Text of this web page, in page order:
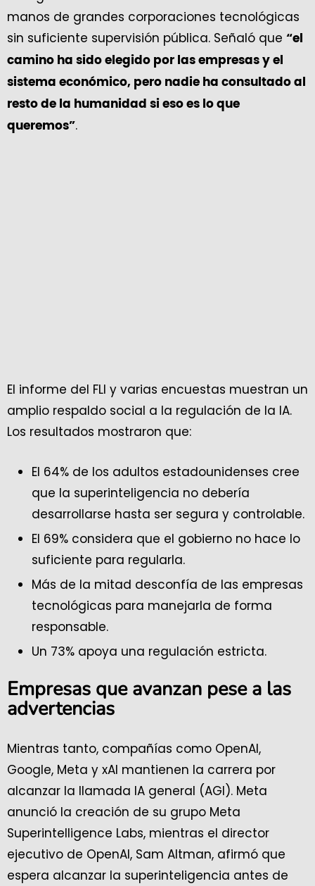
manos de grandes corporaciones tecnológicas
sin suficiente supervisión pública. Señaló que “el
camino ha sido elegido por las empresas y el
sistema económico, pero nadie ha consultado al
resto de la humanidad si eso es lo que
queremos”.
El informe del FLI y varias encuestas muestran un
amplio respaldo social a la regulación de la IA.
Los resultados mostraron que:
El 64% de los adultos estadounidenses cree
que la superinteligencia no debería
desarrollarse hasta ser segura y controlable.
El 69% considera que el gobierno no hace lo
suficiente para regularla.
Más de la mitad desconfía de las empresas
tecnológicas para manejarla de forma
responsable.
Un 73% apoya una regulación estricta.
Empresas que avanzan pese a las
advertencias
Mientras tanto, compañías como OpenAI,
Google, Meta y xAI mantienen la carrera por
alcanzar la llamada IA general (AGI). Meta
anunció la creación de su grupo Meta
Superintelligence Labs, mientras el director
ejecutivo de OpenAI, Sam Altman, afirmó que
espera alcanzar la superinteligencia antes de